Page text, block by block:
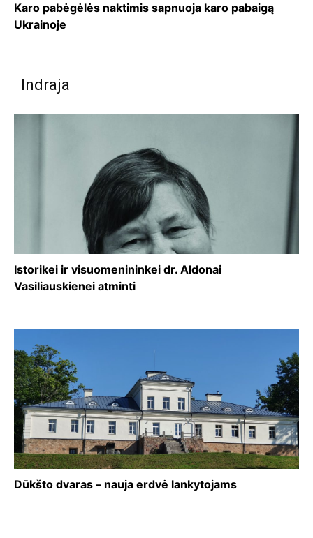
Karo pabėgėlės naktimis sapnuoja karo pabaigą
Ukrainoje
Indraja
Istorikei ir visuomenininkei dr. Aldonai
Vasiliauskienei atminti
Dūkšto dvaras – nauja erdvė lankytojams